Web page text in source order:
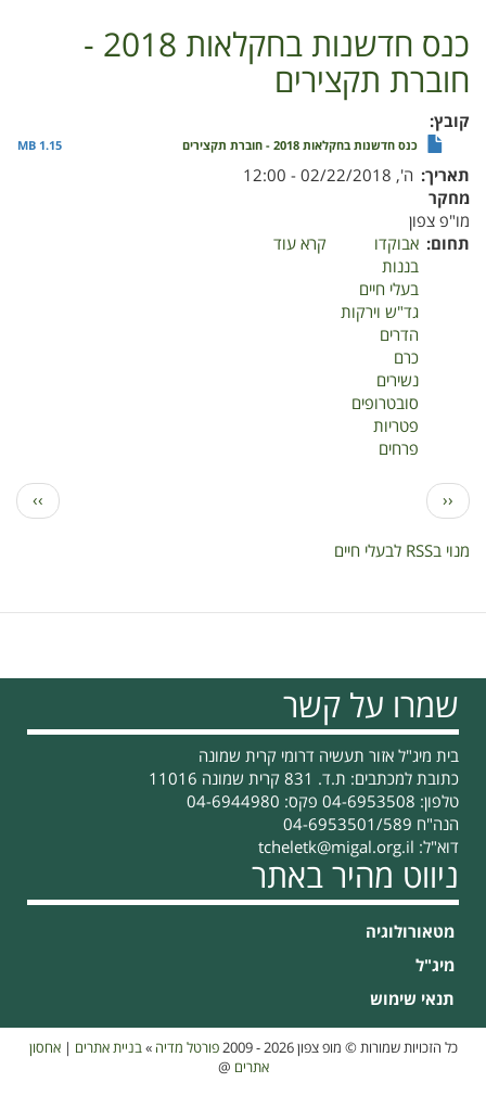
בשליטה
מרחוק
כנס חדשנות בחקלאות 2018 -
חוברת תקצירים
קובץ
כנס חדשנות בחקלאות 2018 - חוברת תקצירים 1.15 MB
תאריך ה', 02/22/2018 - 12:00
מחקר
מו"פ צפון
תחום
אבוקדו
בננות
בעלי חיים
גד"ש וירקות
הדרים
כרם
נשירים
סובטרופים
פטריות
פרחים
קרא עוד
דפדוף
הדף
הקודם
‹‹
הדף
הבא
››
מנוי בRSS לבעלי חיים
שמרו על קשר
בית מיג"ל אזור תעשיה דרומי קרית שמונה
כתובת למכתבים: ת.ד. 831 קרית שמונה 11016
טלפון: 04-6953508 פקס: 04-6944980
הנה"ח 04-6953501/589
דוא"ל: tcheletk@migal.org.il
ניווט מהיר באתר
מטאורולוגיה
מיג"ל
תנאי שימוש
כל הזכויות שמורות © מופ צפון 2026 - 2009 פורטל מדיה »בניית אתרים |אחסון
אתרים @